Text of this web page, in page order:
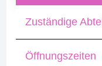
Zuständige
Öffnungszeiten